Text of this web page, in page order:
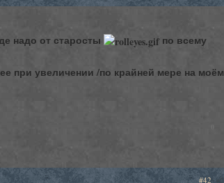
надо от старосты
по всему
при увеличении /по крайней мере на моём
#42